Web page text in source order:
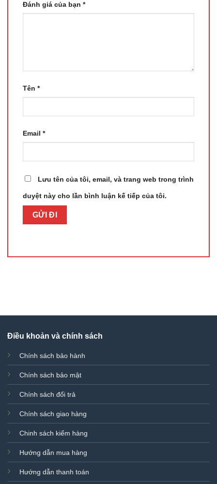
Đánh giá của bạn *
Tên *
Email *
Lưu tên của tôi, email, và trang web trong trình
duyệt này cho lần bình luận kế tiếp của tôi.
Điều khoản và chính sách
Chính sách bảo hành
Chính sách bảo mật
Chính sách đổi trả
Chính sách giao hàng
Chinh sách kiểm hàng
Hướng dẫn mua hàng
Hướng dẫn thanh toán